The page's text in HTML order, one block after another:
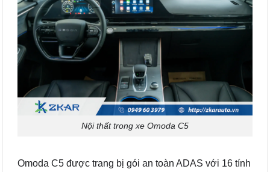
Nội thất trong xe Omoda C5
Omoda C5 được trang bị gói an toàn ADAS với 16 tính